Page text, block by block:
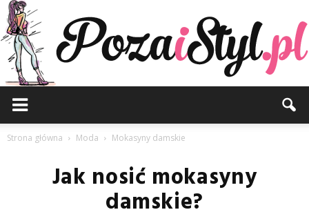
Strona główna Moda Mokasyny damskie
Jak nosić mokasyny
damskie?